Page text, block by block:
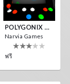
POLYGONIX VR
Narvia Games
ฟรี